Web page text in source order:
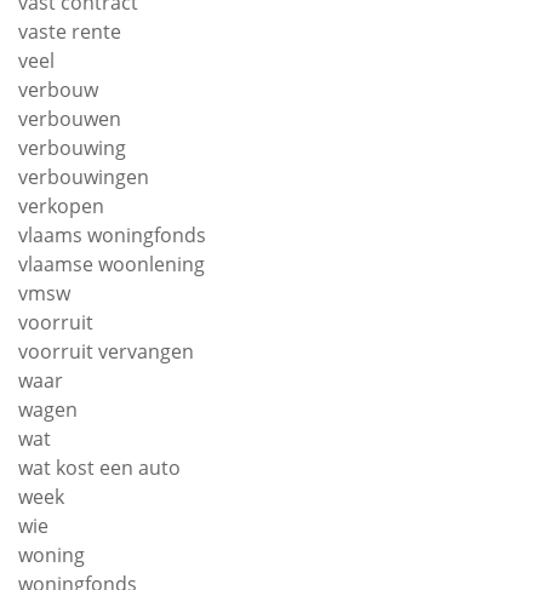
vaste rente
veel
verbouw
verbouwen
verbouwing
verbouwingen
verkopen
vlaams woningfonds
vlaamse woonlening
vmsw
voorruit
voorruit vervangen
waar
wagen
wat
wat kost een auto
week
wie
woning
woningfonds